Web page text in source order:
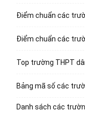
Điểm chuẩn các
Điểm chuẩn các
Top trường THPT
Bảng mã số các
Danh sách các